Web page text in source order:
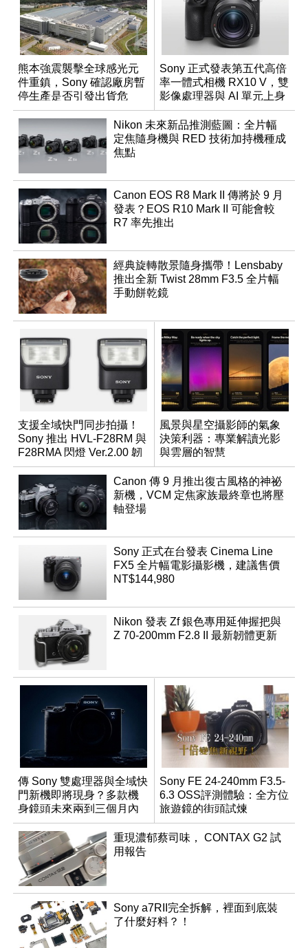
熊本強震襲擊全球感光元
件重鎮，Sony 確認廠房暫
停生產是否引發出貨危
機？
Sony 正式發表第五代高倍
率一體式相機 RX10 V，雙
影像處理器與 AI 單元上身
Nikon 未來新品推測藍圖：全片幅
定焦隨身機與 RED 技術加持機種成
焦點
Canon EOS R8 Mark II 傳將於 9 月
發表？EOS R10 Mark II 可能會較
R7 率先推出
經典旋轉散景隨身攜帶！Lensbaby
推出全新 Twist 28mm F3.5 全片幅
手動餅乾鏡
支援全域快門同步拍攝！
Sony 推出 HVL-F28RM 與
F28RMA 閃燈 Ver.2.00 韌
體
風景與星空攝影師的氣象
決策利器：專業解讀光影
與雲層的智慧
App「Atmos」登場
Canon 傳 9 月推出復古風格的神祕
新機，VCM 定焦家族最終章也將壓
軸登場
Sony 正式在台發表 Cinema Line
FX5 全片幅電影攝影機，建議售價
NT$144,980
Nikon 發表 Zf 銀色專用延伸握把與
Z 70-200mm F2.8 II 最新韌體更新
傳 Sony 雙處理器與全域快
門新機即將現身？多款機
身鏡頭未來兩到三個月內
有望登場
Sony FE 24-240mm F3.5-
6.3 OSS評測體驗：全方位
旅遊鏡的街頭試煉
重現濃郁蔡司味， CONTAX G2 試
用報告
Sony a7RII完全拆解，裡面到底裝
了什麼好料？！